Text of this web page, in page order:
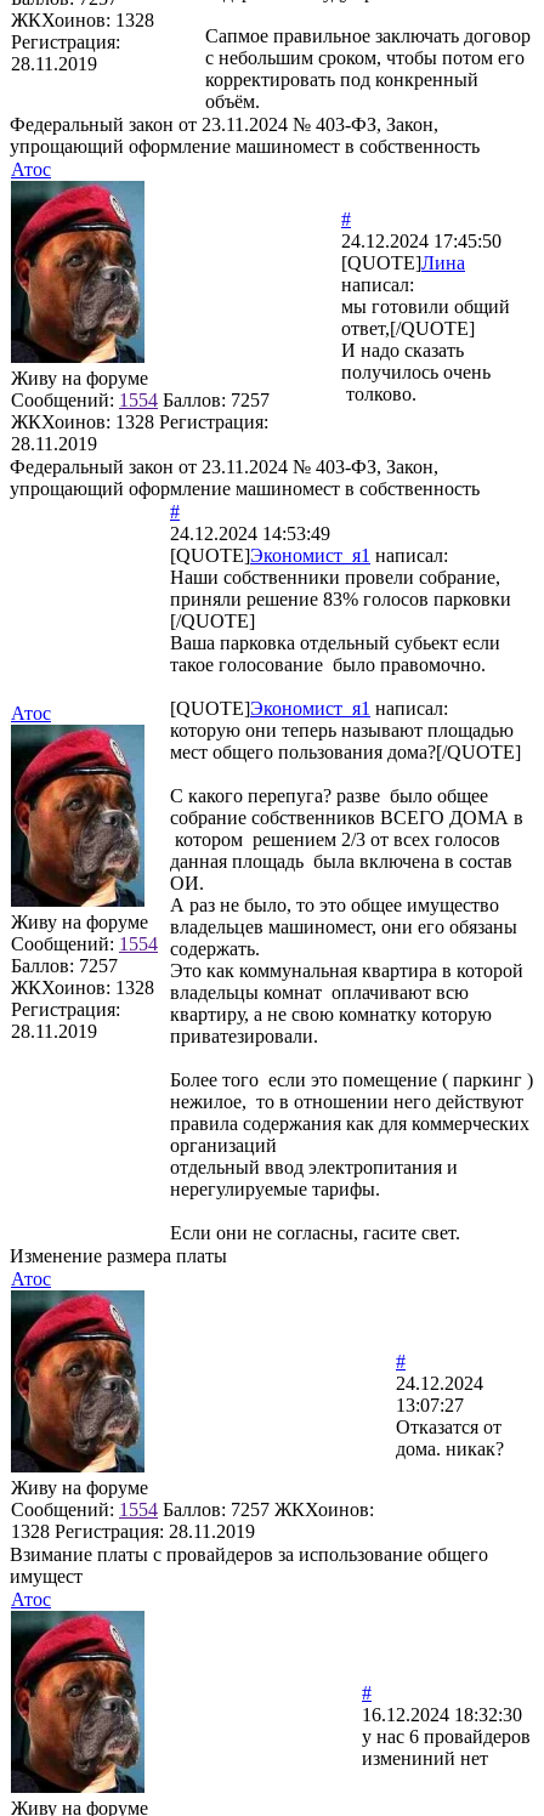
ЖКХоинов: 1328
Регистрация:
28.11.2019
Сапмое правильное заключать договор
с небольшим сроком, чтобы потом его
корректировать под конкренный
объём.
Федеральный закон от 23.11.2024 № 403-ФЗ, Закон,
упрощающий оформление машиномест в собственность
Атос
Живу на форуме
Сообщений: 1554 Баллов: 7257
ЖКХоинов: 1328 Регистрация:
28.11.2019
#
24.12.2024 17:45:50
[QUOTE]Лина
написал:
мы готовили общий
ответ,[/QUOTE]
И надо сказать
получилось очень
толково.
Федеральный закон от 23.11.2024 № 403-ФЗ, Закон,
упрощающий оформление машиномест в собственность
Атос
Живу на форуме
Сообщений: 1554
Баллов: 7257
ЖКХоинов: 1328
Регистрация:
28.11.2019
#
24.12.2024 14:53:49
[QUOTE]Экономист_я1 написал:
Наши собственники провели собрание,
приняли решение 83% голосов парковки
[/QUOTE]
Ваша парковка отдельный субьект если
такое голосование было правомочно.
[QUOTE]Экономист_я1 написал:
которую они теперь называют площадью
мест общего пользования дома?[/QUOTE]
С какого перепуга? разве было общее
собрание собственников ВСЕГО ДОМА в
котором решением 2/3 от всех голосов
данная площадь была включена в состав
ОИ.
А раз не было, то это общее имущество
владельцев машиномест, они его обязаны
содержать.
Это как коммунальная квартира в которой
владельцы комнат оплачивают всю
квартиру, а не свою комнатку которую
приватезировали.
Более того если это помещение ( паркинг )
нежилое, то в отношении него действуют
правила содержания как для коммерческих
организаций
отдельный ввод электропитания и
нерегулируемые тарифы.
Если они не согласны, гасите свет.
Изменение размера платы
Атос
Живу на форуме
Сообщений: 1554 Баллов: 7257 ЖКХоинов:
1328 Регистрация: 28.11.2019
#
24.12.2024
13:07:27
Отказатся от
дома. никак?
Взимание платы с провайдеров за использование общего
имущест
Атос
Живу на форуме
#
16.12.2024 18:32:30
у нас 6 провайдеров
измениний нет